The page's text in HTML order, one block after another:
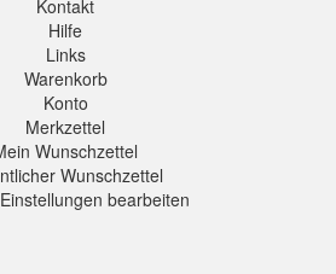
Kontakt
Hilfe
Links
Warenkorb
Konto
Merkzettel
Wunschzettel
Wunschzettel
bearbeiten